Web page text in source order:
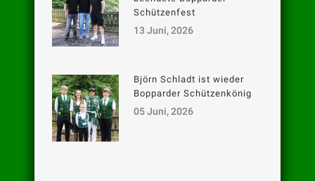
Schützenfest
13 Juni, 2026
Björn Schladt ist wieder
Bopparder Schützenkönig
05 Juni, 2026